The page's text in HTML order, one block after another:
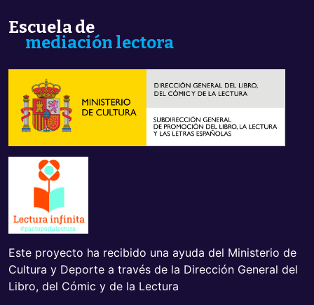
Escuela de
mediación lectora
Este proyecto ha recibido una ayuda del Ministerio de
Cultura y Deporte a través de la Dirección General del
Libro, del Cómic y de la Lectura